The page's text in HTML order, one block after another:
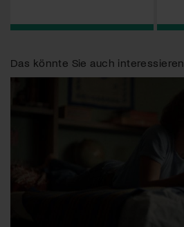
Das könnte Sie auch interessieren